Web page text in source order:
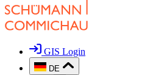
GIS Login
DE